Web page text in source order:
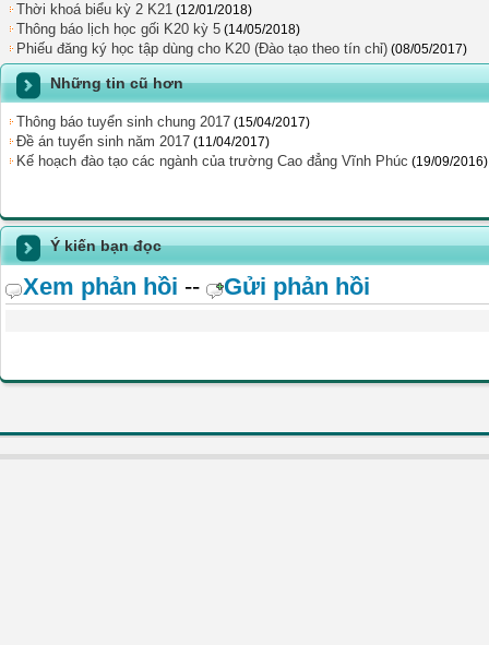
Thời khoá biểu kỳ 2 K21 (12/01/2018)
Thông báo lịch học gối K20 kỳ 5 (14/05/2018)
Phiếu đăng ký học tập dùng cho K20 (Đào tạo theo tín chỉ) (08/05/2017)
Những tin cũ hơn
Thông báo tuyển sinh chung 2017 (15/04/2017)
Đề án tuyển sinh năm 2017 (11/04/2017)
Kế hoạch đào tạo các ngành của trường Cao đẳng Vĩnh Phúc (19/09/2016)
Ý kiến bạn đọc
Xem phản hồi -- Gửi phản hồi